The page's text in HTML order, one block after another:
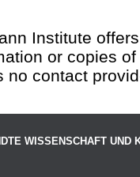
Institute
or copies
no contact
WISSENSCHAFT UND